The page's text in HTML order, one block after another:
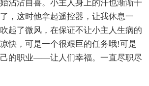
沾沾自喜。小主人身上的汗也渐渐干
，这时他拿起遥控器，让我休息一
起了微风，在保证不让小主人生病的
快，可是一个很艰巨的任务哦!可是
的职业——让人们幸福。一直尽职尽